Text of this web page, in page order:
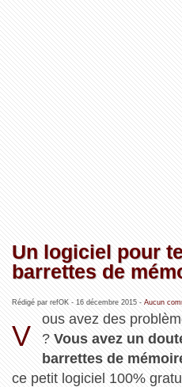
Un logiciel pour
barrettes de
Rédigé par refOK - 16 décembre 2015- Aucun
V
ous avez des
?Vous avez un
barrettes de
ce petit logiciel 100%